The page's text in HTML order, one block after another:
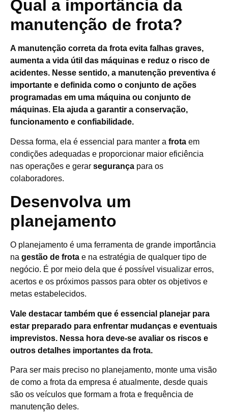
Qual a importância da
manutenção de frota?
A manutenção correta da frota evita falhas graves,
aumenta a vida útil das máquinas e reduz o risco de
acidentes. Nesse sentido, a manutenção preventiva é
importante e definida como o conjunto de ações
programadas em uma máquina ou conjunto de
máquinas. Ela ajuda a garantir a conservação,
funcionamento e confiabilidade.
Dessa forma, ela é essencial para manter a frota em
condições adequadas e proporcionar maior eficiência
nas operações e gerar segurança para os
colaboradores.
Desenvolva um
planejamento
O planejamento é uma ferramenta de grande importância
na gestão de frota e na estratégia de qualquer tipo de
negócio. É por meio dela que é possível visualizar erros,
acertos e os próximos passos para obter os objetivos e
metas estabelecidos.
Vale destacar também que é essencial planejar para
estar preparado para enfrentar mudanças e eventuais
imprevistos. Nessa hora deve-se avaliar os riscos e
outros detalhes importantes da frota.
Para ser mais preciso no planejamento, monte uma visão
de como a frota da empresa é atualmente, desde quais
são os veículos que formam a frota e frequência de
manutenção deles.